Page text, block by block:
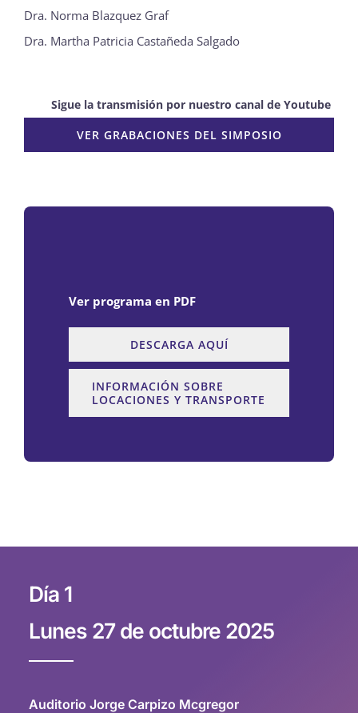
Publicaciones
Dra. Norma Blazquez Graf
Dra. Martha Patricia Castañeda Salgado
Sigue la transmisión por nuestro canal de Youtube
VER GRABACIONES DEL SIMPOSIO
Ver programa en PDF
DESCARGA AQUÍ
INFORMACIÓN SOBRE
LOCACIONES Y TRANSPORTE
Día 1
Lunes 27 de octubre 2025
Auditorio Jorge Carpizo Mcgregor